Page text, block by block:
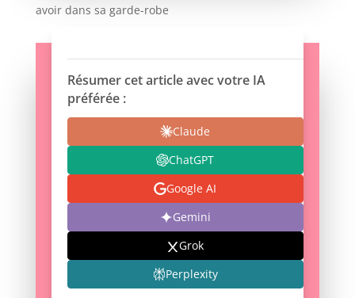
avoir dans sa garde-robe
Résumer cet article avec votre IA
préférée :
Claude
ChatGPT
Google AI
Gemini
Grok
Perplexity